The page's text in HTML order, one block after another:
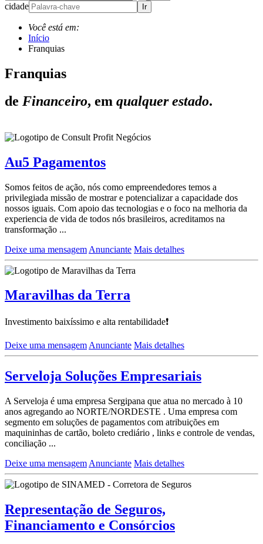
cidade
Ir
Você está em:
Início
Franquias
Franquias
de Financeiro, em qualquer estado.
Au5 Pagamentos
Somos feitos de ação, nós como empreendedores temos a
privilegiada missão de mostrar e potencializar a capacidade dos
nossos iguais. Com apoio das tecnologias e o foco na melhoria da
experiencia de vida de todos nós brasileiros, acreditamos na
transformação ...
Deixe uma mensagem Anunciante Mais detalhes
Maravilhas da Terra
Investimento baixíssimo e alta rentabilidade❗
Deixe uma mensagem Anunciante Mais detalhes
Serveloja Soluções Empresariais
A Serveloja é uma empresa Sergipana que atua no mercado à 10
anos agregando ao NORTE/NORDESTE . Uma empresa com
segmento em soluções de pagamentos com atribuições em
maquininhas de cartão, boleto crediário , links e controle de vendas,
conciliação ...
Deixe uma mensagem Anunciante Mais detalhes
Representação de Seguros,
Financiamento e Consórcios